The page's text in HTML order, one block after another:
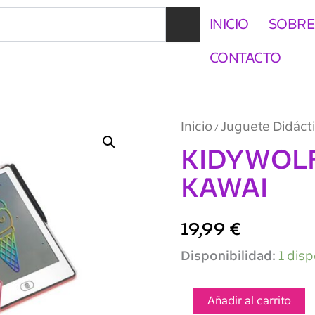
INICIO
CONTACTO
Inicio/ Juguete
KAWAI
19,99 €
Disponibilidad: 1
KIDYWOLF
KIDYDRAW
cantidad
Añadir al carrito